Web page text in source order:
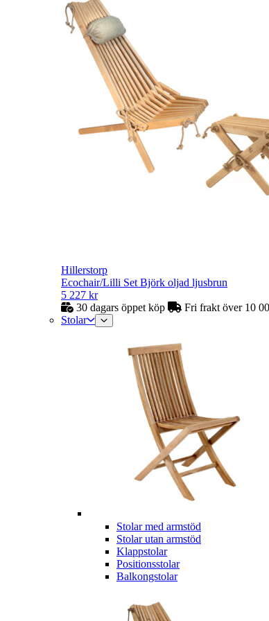
Hillerstorp
Ecochair/Lilli Set Björk oljad ljusbrun
5 227 kr
30 dagars öppet köp
Fri frakt över 10
Stolar
Stolar med armstöd
Stolar utan armstöd
Klappstolar
Positionsstolar
Balkongstolar